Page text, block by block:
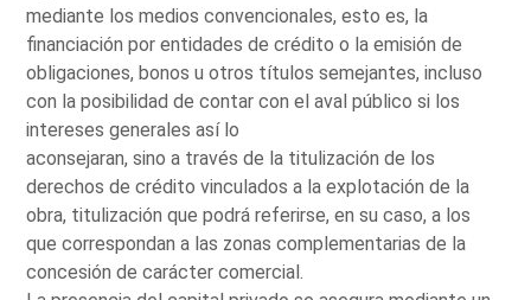
mediante los medios convencionales, esto es, la
financiación por entidades de crédito o la emisión de
obligaciones, bonos u otros títulos semejantes, incluso
con la posibilidad de contar con el aval público si los
intereses generales así lo
aconsejaran, sino a través de la titulización de los
derechos de crédito vinculados a la explotación de la
obra, titulización que podrá referirse, en su caso, a los
que correspondan a las zonas complementarias de la
concesión de carácter comercial.